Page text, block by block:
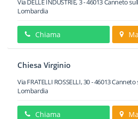
Via DELLE INDUSTRIE, 3-46013Canneto
Lombardia
Chiama
Chiesa Virginio
Via FRATELLI ROSSELLI, 30-46013Canneto
Lombardia
Chiama